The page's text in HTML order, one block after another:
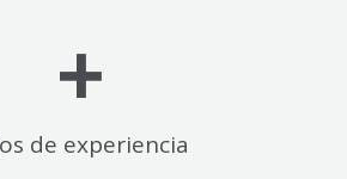
de experiencia
+